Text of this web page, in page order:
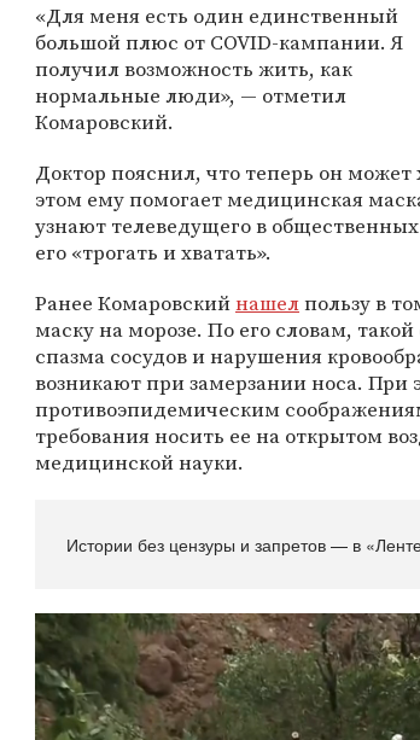
«Для меня есть один единственный
большой плюс от COVID-кампании. Я
получил возможность жить, как
нормальные люди», — отметил
Комаровский.
Доктор пояснил, что теперь он
этом ему помогает медицинская
узнают телеведущего в
его «трогать и хватать».
Ранее Комаровскийнашелпользу в
маску на морозе. По его словам,
спазма сосудов и нарушения
возникают при замерзании носа. При
противоэпидемическим
требования носить ее на открытом
медицинской науки.
Истории без цензуры и запретов — в